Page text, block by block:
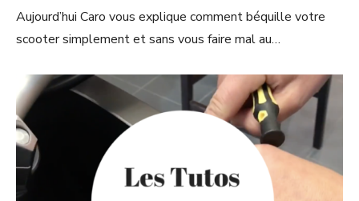
Aujourd’hui Caro vous explique comment béquille votre
scooter simplement et sans vous faire mal au…